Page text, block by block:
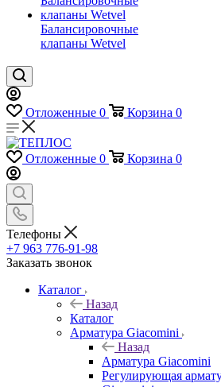
Балансировочные
клапаны Wetvel
Отложенные 0 Корзина 0
Отложенные 0 Корзина 0
Телефоны
+7 963 776-91-98
Заказать звонок
Каталог
Назад
Каталог
Арматура Giacomini
Назад
Арматура Giacomini
Регулирующая